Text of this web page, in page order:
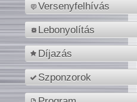
Versenyfelhívás
Lebonyolítás
Díjazás
Szponzorok